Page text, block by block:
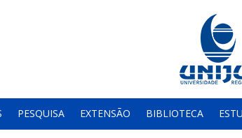
PESQUISA EXTENSÃO BIBLIOTECA